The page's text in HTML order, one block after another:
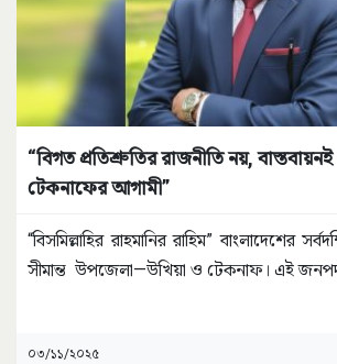
“বিগত প্রতিশ্রুতির রাজনীতি নয়,
টেকনাফের আগামী”
“বিসমিল্লাহির রাহমানির রাহিম” বাংলাদেশের
সীমান্ত উপজেলা—উখিয়া ও টেকনাফ। এই
০৩/১১/২০২৫